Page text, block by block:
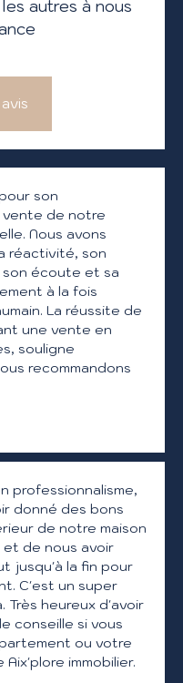
autres à nous
son
vente de notre
Nous avons
réactivité, son
son écoute et sa
à la fois
La réussite de
une vente en
souligne
recommandons
professionnalisme,
donné des bons
de notre maison
de nous avoir
jusqu'à la fin pour
C'est un super
Très heureux d'avoir
conseille si vous
ou votre
Aix'plore immobilier.